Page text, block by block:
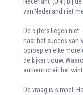
van Nederland niet
De cijfers liegen
naar het succes van
oproep en elke
de kijker trouw.
authenticiteit het wint
De vraag is simpel: